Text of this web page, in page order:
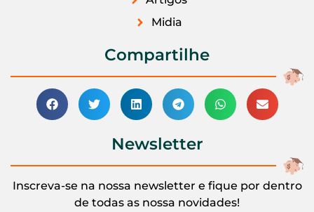
Midia
Compartilhe
Newsletter
Inscreva-se na nossa newsletter e fique por dentro
de todas as nossa novidades!